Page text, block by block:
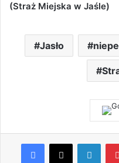
(Straż Miejska w Jaśle)
Jasło
Facebook
X